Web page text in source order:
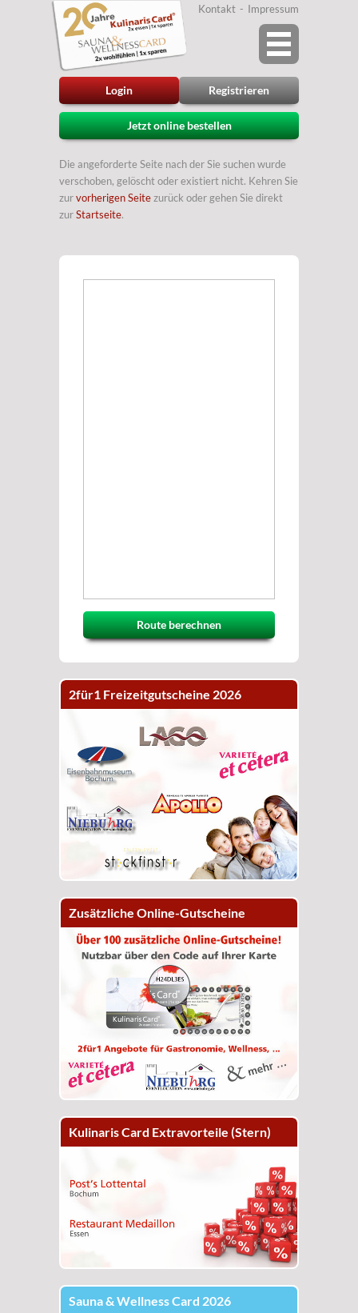
Login Registrieren
Kontakt Impressum
Jetzt online bestellen
Die angeforderte Seite nach der Sie suchen wurde
verschoben, gelöscht oder existiert nicht. Kehren Sie
zurvorherigen Seitezurück oder gehen Sie direkt
zurStartseite.
Route berechnen
2für1 Freizeitgutscheine 2026
Zusätzliche Online-Gutscheine
Kulinaris Card Extravorteile (Stern)
Sauna & Wellness Card 2026